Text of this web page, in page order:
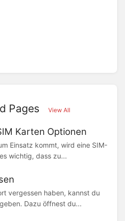
Pages View All
Karten Optionen
Einsatz kommt, wird eine SIM-
wichtig, dass zu...
vergessen haben, kannst du
Dazu öffnest du...